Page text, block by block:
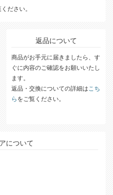
ださい。
返品について
商品がお手元に届きましたら、す
ぐに内容のご確認をお願いいたし
ます。
返品・交換についての詳細はこち
ら をご覧ください。
について